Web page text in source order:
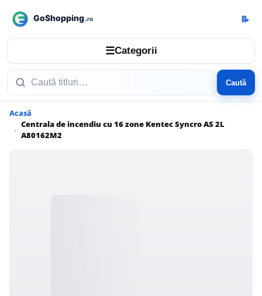
☰Categorii
Caută
📝
Acasă
Centrala de incendiu cu 16 zone Kentec Syncro AS 2L
A80162M2